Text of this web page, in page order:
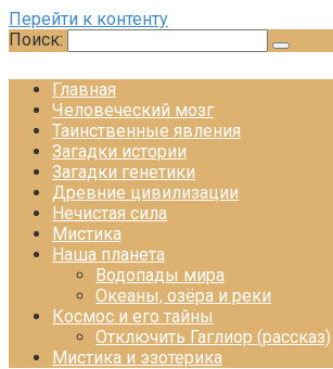
Перейти к контенту
Поиск:
Главная
Человеческий мозг
Таинственные явления
Загадки истории
Загадки генетики
Древние цивилизации
Нечистая сила
Мистика
Наша планета
Водопады мира
Океаны, озёра и реки
Космос и его тайны
Отключить Гаглиор (рассказ)
Мистика и эзотерика